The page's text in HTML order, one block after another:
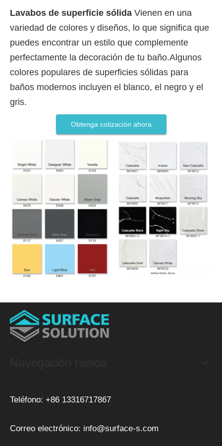
Lavabos de superficie sólida Vienen en una
variedad de colores y diseños, lo que significa que
puedes encontrar un estilo que complemente
perfectamente la decoración de tu baño.Algunos
colores populares de superficies sólidas para
baños modernos incluyen el blanco, el negro y el
gris.
Obtenga cotización ahora
Teléfono: +86 13316717867
Correo electrónico: info@surface-s.com